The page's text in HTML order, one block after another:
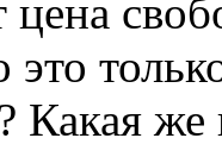
это
Какая